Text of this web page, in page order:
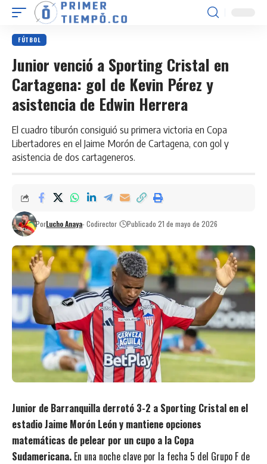
FÚTBOL
Junior venció a Sporting Cristal en
Cartagena: gol de Kevin Pérez y
asistencia de Edwin Herrera
El cuadro tiburón consiguió su primera victoria en Copa
Libertadores en el Jaime Morón de Cartagena, con gol y
asistencia de dos cartageneros.
PorLucho Anaya- Codirector Publicado 21 de mayo de 2026
Junior de Barranquilla derrotó 3-2 a Sporting Cristal en el
estadio Jaime Morón León y mantiene opciones
matemáticas de pelear por un cupo a la Copa
Sudamericana. En una noche clave por la fecha 5 del Grupo F de